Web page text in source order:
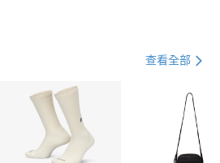
21家銀行
第一商業銀行
彰化商業銀行
查看全部